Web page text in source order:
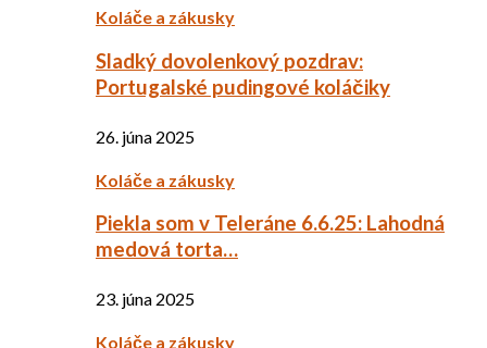
Koláče a zákusky
Sladký dovolenkový pozdrav:
Portugalské pudingové koláčiky
26. júna 2025
Koláče a zákusky
Piekla som v Teleráne 6.6.25: Lahodná
medová torta…
23. júna 2025
Koláče a zákusky